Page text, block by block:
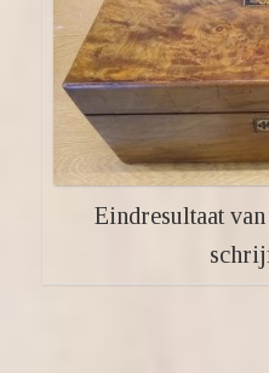
Eindresultaat